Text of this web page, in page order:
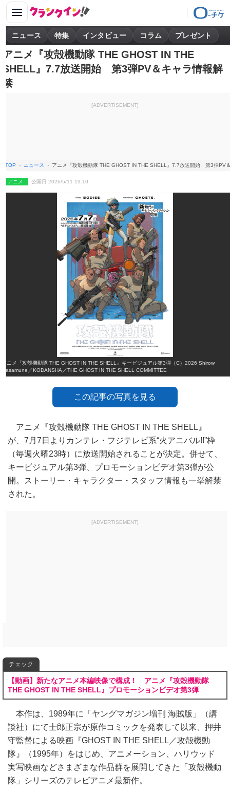
ニュース 特集 インタビュー コラム プレゼント
アニメ『攻殻機動隊 THE GHOST IN THE
SHELL』7.7放送開始 第3弾PV＆キャラ情報解
禁
[ADVERTISEMENT]
TOP ニュース アニメ『攻殻機動隊 THE GHOST IN THE SHELL』7.7放送開始 第3弾PV
アニメ 公開日 2026/5/11 19:10
アニメ『攻殻機動隊 THE GHOST IN THE SHELL』キービジュアル第3弾（C）2026 Shirow
Masamune／KODANSHA／THE GHOST IN THE SHELL COMMITTEE
この記事の写真を見る
アニメ『攻殻機動隊 THE GHOST IN THE SHELL』
が、7月7日よりカンテレ・フジテレビ系“火アニバル!!”枠
（毎週火曜23時）に放送開始されることが決定。併せて、
キービジュアル第3弾、プロモーションビデオ第3弾が公
開。ストーリー・キャラクター・スタッフ情報も一挙解禁
された。
[ADVERTISEMENT]
チェック
【動画】新たなアニメ本編映像で構成！ アニメ『攻殻機動隊
THE GHOST IN THE SHELL』プロモーションビデオ第3弾
本作は、1989年に「ヤングマガジン増刊 海賊版」（講
談社）にて士郎正宗が原作コミックを発表して以来、押井
守監督による映画『GHOST IN THE SHELL／攻殻機動
隊』（1995年）をはじめ、アニメーション、ハリウッド
実写映画などさまざまな作品群を展開してきた「攻殻機動
隊」シリーズのテレビアニメ最新作。